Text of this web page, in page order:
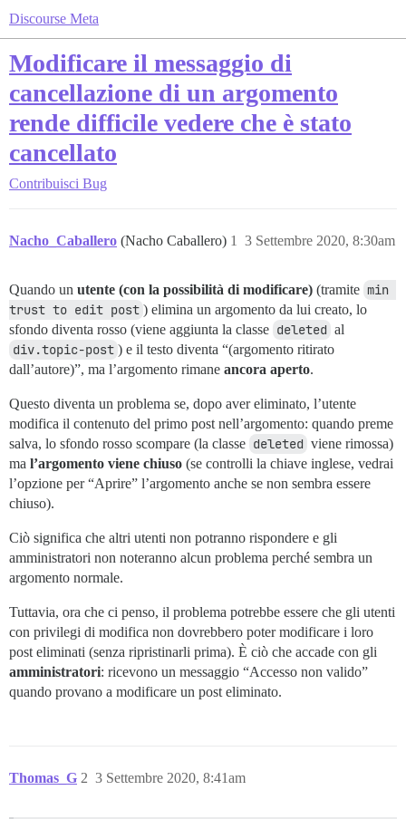
Discourse Meta
Modificare il messaggio di
cancellazione di un argomento
rende difficile vedere che è stato
cancellato
Contribuisci Bug
Nacho_Caballero (Nacho Caballero) 3 Settembre 2020, 8:30am
1
Quando un utente (con la possibilità di modificare) (tramite min
trust to edit post ) elimina un argomento da lui creato, lo
sfondo diventa rosso (viene aggiunta la classe deleted al
div.topic-post ) e il testo diventa “(argomento ritirato
dall’autore)”, ma l’argomento rimane ancora aperto.
Questo diventa un problema se, dopo aver eliminato, l’utente
modifica il contenuto del primo post nell’argomento: quando preme
salva, lo sfondo rosso scompare (la classe deleted viene rimossa)
ma l’argomento viene chiuso (se controlli la chiave inglese, vedrai
l’opzione per “Aprire” l’argomento anche se non sembra essere
chiuso).
Ciò significa che altri utenti non potranno rispondere e gli
amministratori non noteranno alcun problema perché sembra un
argomento normale.
Tuttavia, ora che ci penso, il problema potrebbe essere che gli utenti
con privilegi di modifica non dovrebbero poter modificare i loro
post eliminati (senza ripristinarli prima). È ciò che accade con gli
amministratori: ricevono un messaggio “Accesso non valido”
quando provano a modificare un post eliminato.
Thomas_G 3 Settembre 2020, 8:41am
2